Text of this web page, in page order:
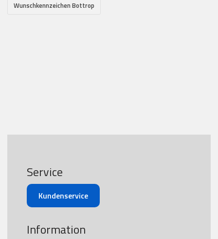
Wunschkennzeichen Bottrop
Service
Kundenservice
Information